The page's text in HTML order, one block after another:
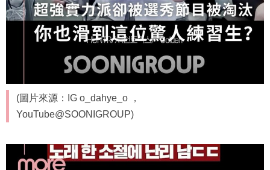
(圖片來源：IG o_dahye_o ，
YouTube@SOONIGROUP)